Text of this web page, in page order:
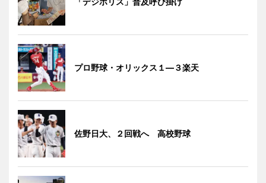
プロ野球・オリックス１―３楽天
佐野日大、２回戦へ 高校野球